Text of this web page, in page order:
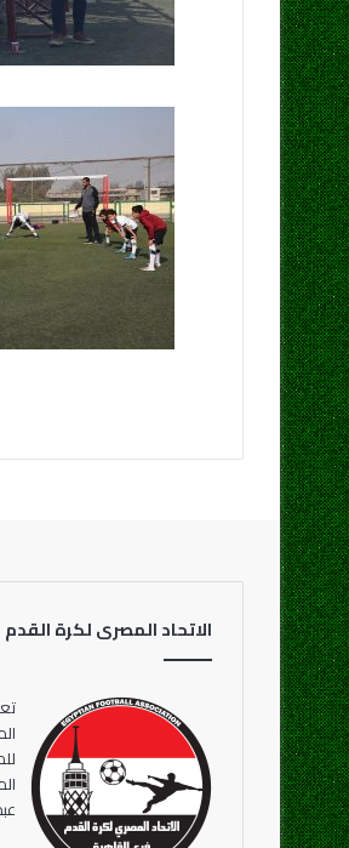
الاتحاد المصرى لكرة